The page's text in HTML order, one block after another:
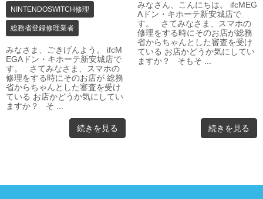
NINTENDOSWITCH修理
総務省登録修理業者
みなさま、ごきげんよう。 ifcM
EGAドン・キホーテ新安城店で
す。 さてみなさま、スマホの
修理をする時にそのお店が 総務
省からちゃんとした審査を受け
ている お店かどうか気にしてい
ますか？ そ ...
続きを見る
みなさん、こんにちは。 ifcMEG
Aドン・キホーテ新安城店で
す。 さてみなさま、スマホの
修理をする時にそのお店が総務
省からちゃんとした審査を受け
ている お店かどうか気にしてい
ますか？ そもそ ...
続きを見る